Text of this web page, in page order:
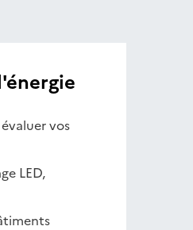
vos
LED,